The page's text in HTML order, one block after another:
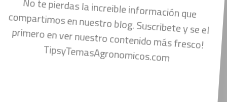
DESCARGA GRATIS LIBRO SOBRE
FISIOLOGIA VEGETAL.
La fisiología vegetal es la ciencia biológica
No te pierdas la increible información que
compartimos en nuestro blog. Suscribete y se el
primero en ver nuestro contenido más fresco!
TipsyTemasAgronomicos.com